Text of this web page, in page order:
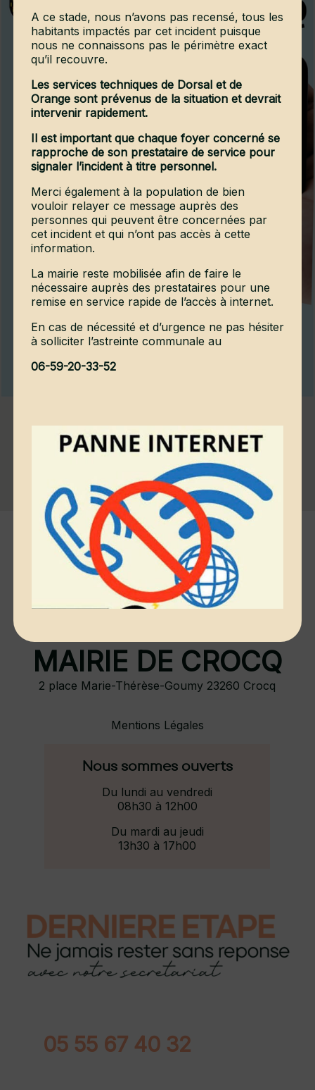
MAIRIE DE CROCQ
2 place Marie-Thérèse-Goumy 23260 Crocq
Mentions Légales
Nous sommes ouverts
Du lundi au vendredi
08h30 à 12h00
Du mardi au jeudi
13h30 à 17h00
05 55 67 40 32
A ce stade, nous n’avons pas recensé, tous les
habitants impactés par cet incident puisque
nous ne connaissons pas le périmètre exact
qu’il recouvre.
Les services techniques de Dorsal et de
Orange sont prévenus de la situation et devrait
intervenir rapidement.
Il est important que chaque foyer concerné se
rapproche de son prestataire de service pour
signaler l’incident à titre personnel.
Merci également à la population de bien
vouloir relayer ce message auprès des
personnes qui peuvent être concernées par
cet incident et qui n’ont pas accès à cette
information.
La mairie reste mobilisée afin de faire le
nécessaire auprès des prestataires pour une
remise en service rapide de l’accès à internet.
En cas de nécessité et d’urgence ne pas hésiter
à solliciter l’astreinte communale au
06-59-20-33-52